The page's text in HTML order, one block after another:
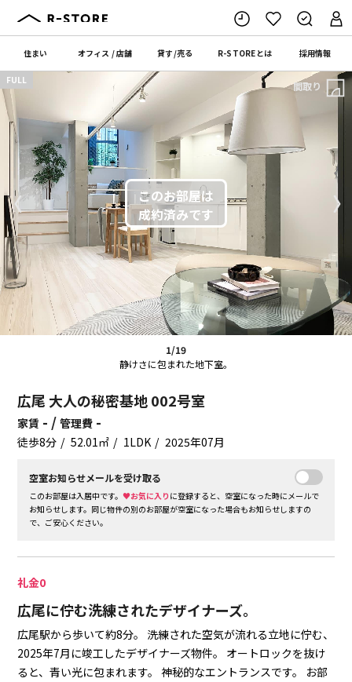
住まい オフィス /店舗 貸す/売る R-STOREとは 採用情報
1/19
静けさに包まれた地下室。
〈 〉
FULL 間取り
広尾 大人の秘密基地 002号室
家賃 - /管理費 -
徒歩8分 52.01㎡ 1LDK 2025年07月
空室お知らせメールを受け取る
このお部屋は入居中です。♥お気に入り に登録すると、空室になった時にメールで
お知らせします。同じ物件の別のお部屋が空室になった場合もお知らせしますの
で、ご安心ください。
礼金0
広尾に佇む洗練されたデザイナーズ。
広尾駅から歩いて約8分。
洗練された空気が流れる立地に佇む、
2025年7月に竣工したデザイナーズ物件。
オートロックを抜け
ると、青い光に包まれます。 神秘的なエントランスです。
お部